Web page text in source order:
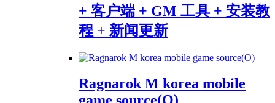
+ 客户端 + GM 工具 + 安装教
程 + 新闻更新
Ragnarok M korea mobile
game source(O)